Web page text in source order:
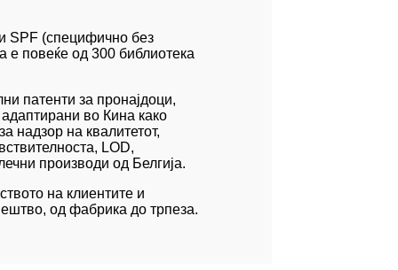
SPF (специфично без
е повеќе од 300 библиотека
патенти за пронајдоци,
во Кина како
надзор на квалитетот,
LOD,
производи од Белгија.
на клиентите и
од фабрика до трпеза.